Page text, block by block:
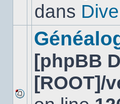
dansdans
[phpBB
[ROOT]/